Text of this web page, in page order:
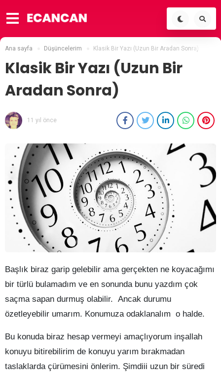
Ana sayfa Düşüncelerim Klasik Bir Yazı (Uzun Bir Aradan Sonra)
Klasik Bir Yazı (Uzun Bir
Aradan Sonra)
11 yıl önce
Başlık biraz garip gelebilir ama gerçekten ne koyacağımı
bir türlü bulamadım ve en sonunda bunu yazdım çok
saçma sapan durmuş olabilir. Ancak durumu
özetleyebilir umarım. Konumuza odaklanalım o halde.
Bu konuda biraz hesap vermeyi amaçlıyorum inşallah
konuyu bitirebilirim de konuyu yarım bırakmadan
taslaklarda çürümesini önlerim. Şimdiii uzun bir süredi